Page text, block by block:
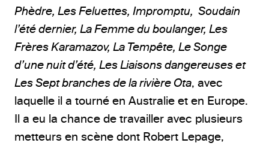
Phèdre, Les Feluettes, Impromptu, Soudain
l’été dernier, La Femme du boulanger, Les
Frères Karamazov, La Tempête, Le Songe
d’une nuit d’été, Les Liaisons dangereuses et
Les Sept branches de la rivière Ota, avec
laquelle il a tourné en Australie et en Europe.
Il a eu la chance de travailler avec plusieurs
metteurs en scène dont Robert Lepage,